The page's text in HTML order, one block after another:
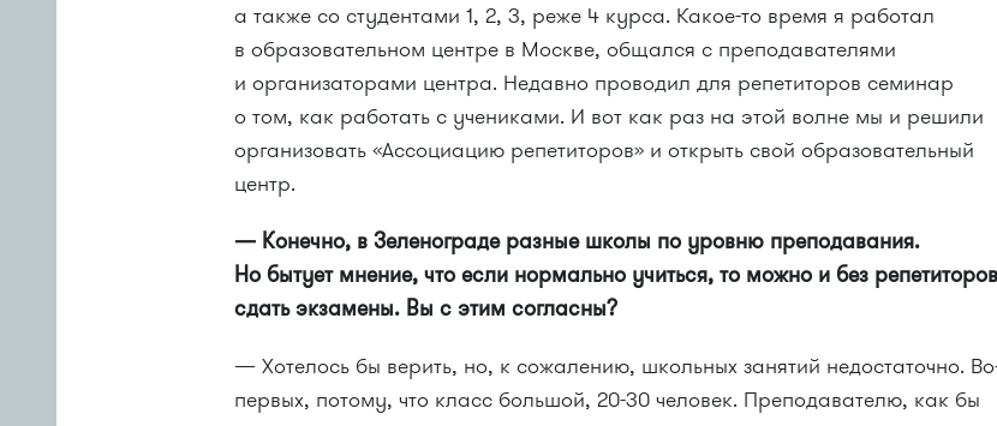
а также со студентами 1, 2, 3, реже 4 курса. Какое-то время я работал
в образовательном центре в Москве, общался с преподавателями
и организаторами центра. Недавно проводил для репетиторов семинар
о том, как работать с учениками. И вот как раз на этой волне мы и решили
организовать «Ассоциацию репетиторов» и открыть свой образовательный
центр.
— Конечно, в Зеленограде разные школы по уровню преподавания.
Но бытует мнение, что если нормально учиться, то можно и без репетиторов
сдать экзамены. Вы с этим согласны?
— Хотелось бы верить, но, к сожалению, школьных занятий недостаточно.
первых, потому, что класс большой, 20-30 человек. Преподавателю, как бы